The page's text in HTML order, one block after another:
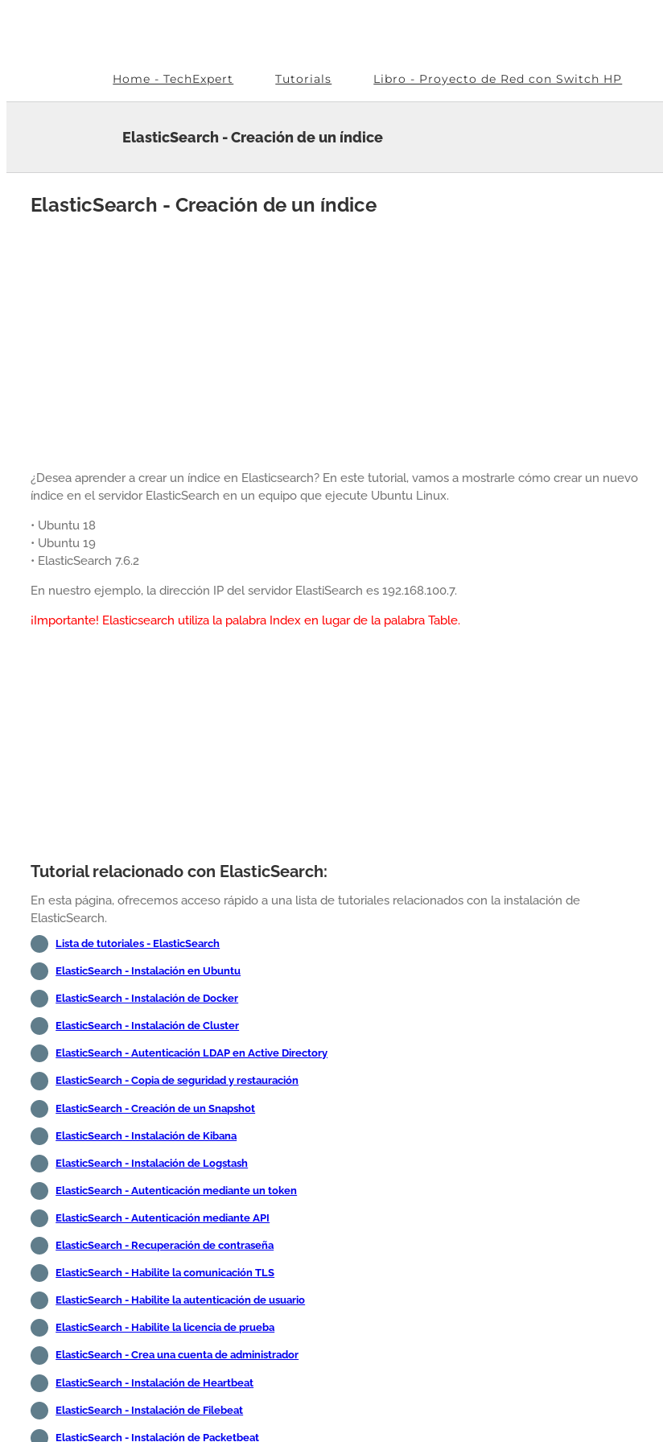
Home - TechExpert
Tutorials Libro - Proyecto de Red con Switch HP
ElasticSearch - Creación de un índice
ElasticSearch - Creación de un índice
¿Desea aprender a crear un índice en Elasticsearch? En este tutorial, vamos a mostrarle cómo crear un nuevo
índice en el servidor ElasticSearch en un equipo que ejecute Ubuntu Linux.
• Ubuntu 18
• Ubuntu 19
• ElasticSearch 7.6.2
En nuestro ejemplo, la dirección IP del servidor ElastiSearch es 192.168.100.7.
¡Importante! Elasticsearch utiliza la palabra Index en lugar de la palabra Table.
Tutorial relacionado con ElasticSearch:
En esta página, ofrecemos acceso rápido a una lista de tutoriales relacionados con la instalación de
ElasticSearch.
Lista de tutoriales - ElasticSearch
ElasticSearch - Instalación en Ubuntu
ElasticSearch - Instalación de Docker
ElasticSearch - Instalación de Cluster
ElasticSearch - Autenticación LDAP en Active Directory
ElasticSearch - Copia de seguridad y restauración
ElasticSearch - Creación de un Snapshot
ElasticSearch - Instalación de Kibana
ElasticSearch - Instalación de Logstash
ElasticSearch - Autenticación mediante un token
ElasticSearch - Autenticación mediante API
ElasticSearch - Recuperación de contraseña
ElasticSearch - Habilite la comunicación TLS
ElasticSearch - Habilite la autenticación de usuario
ElasticSearch - Habilite la licencia de prueba
ElasticSearch - Crea una cuenta de administrador
ElasticSearch - Instalación de Heartbeat
ElasticSearch - Instalación de Filebeat
ElasticSearch - Instalación de Packetbeat